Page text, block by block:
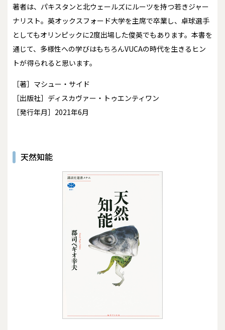
著者は、パキスタンと北ウェールズにルーツを持つ若きジャー
ナリスト。英オックスフォード大学を主席で卒業し、卓球選手
としてもオリンピックに2度出場した俊英でもあります。本書を
通じて、多様性への学びはもちろんVUCAの時代を生きるヒン
トが得られると思います。
［著］マシュー・サイド
［出版社］ディスカヴァー・トゥエンティワン
［発行年月］2021年6月
天然知能